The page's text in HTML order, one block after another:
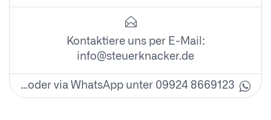
Kontaktiere uns per E-Mail:
info@steuerknacker.de
…oder via WhatsApp unter 09924 8669123